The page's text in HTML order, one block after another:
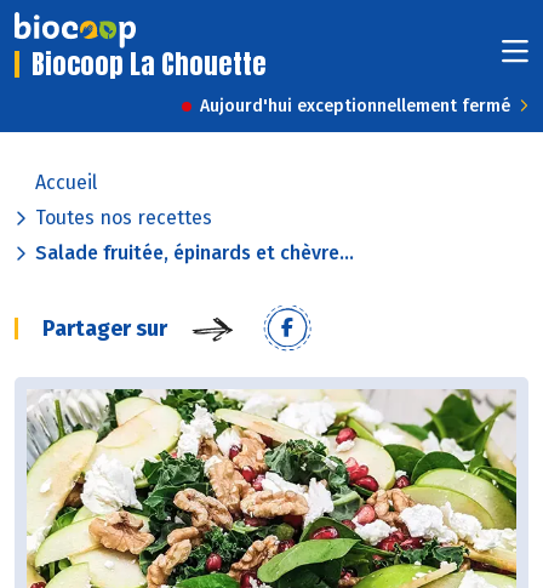
Biocoop La Chouette
Aujourd'hui exceptionnellement fermé
Accueil
Toutes nos recettes
Salade fruitée, épinards et chèvre...
Partager sur